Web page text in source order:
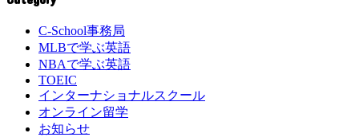
C-School事務局
MLBで学ぶ英語
NBAで学ぶ英語
TOEIC
インターナショナルスクール
オンライン留学
お知らせ